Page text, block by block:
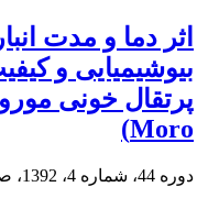
اثر دما و مدت
بیوشیمیایی و
Moro)
دوره 44، شماره 4، 1392، صفحه